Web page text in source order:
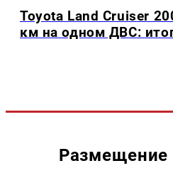
Toyota Land Cruiser
км на одном ДВС: